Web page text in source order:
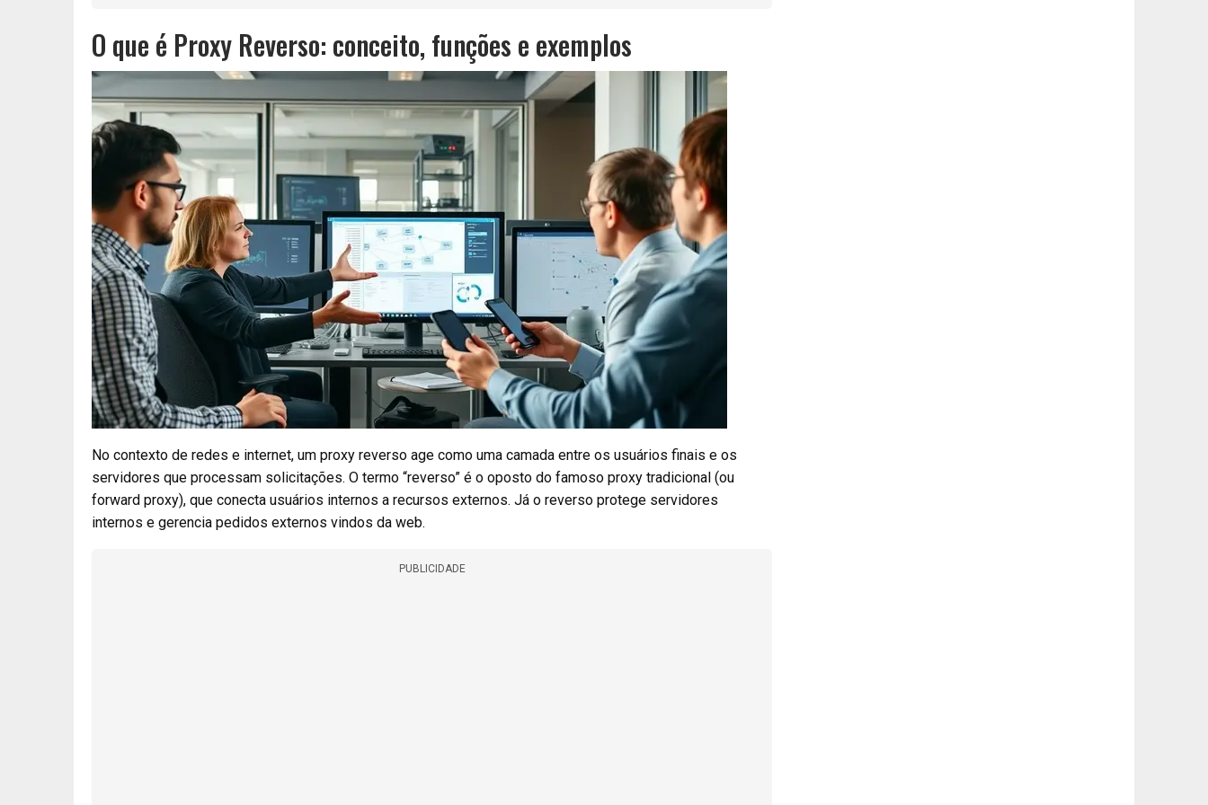
O que é Proxy Reverso: conceito, funções e exemplos
No contexto de redes e internet, um proxy reverso age como uma camada entre os usuários finais e os
servidores que processam solicitações. O termo “reverso” é o oposto do famoso proxy tradicional (ou
forward proxy), que conecta usuários internos a recursos externos. Já o reverso protege servidores
internos e gerencia pedidos externos vindos da web.
PUBLICIDADE